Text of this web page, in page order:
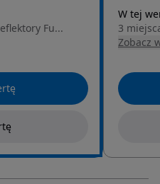
Fu...
W tej
3
Zobacz